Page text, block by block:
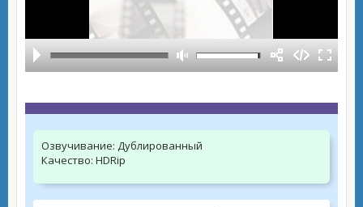
Озвучивание: Дублированный
Качество: HDRip